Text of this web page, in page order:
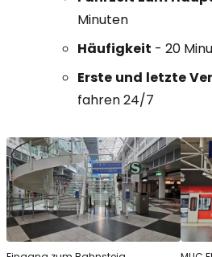
Minuten
Häufigkeit - 20
Erste und letzte
fahren 24/7